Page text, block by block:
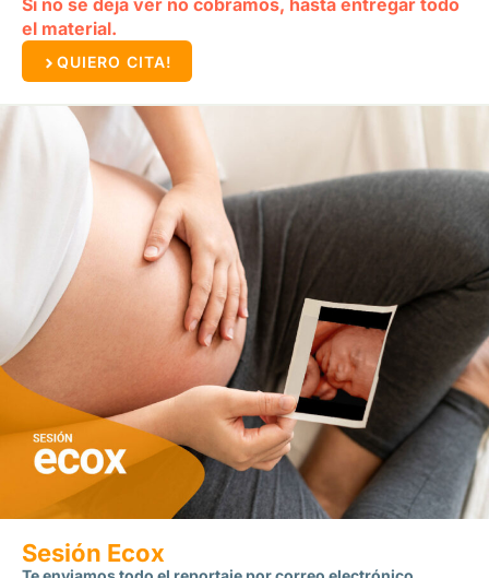
Si no se deja ver no cobramos, hasta entregar todo
el material.
QUIERO CITA!
Sesión Ecox